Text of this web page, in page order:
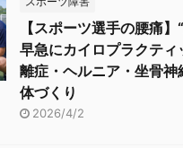
【スポーツ選手の腰痛
早急にカイロプラクティ
離症・ヘルニア・坐骨神
体づくり
2026/4/2